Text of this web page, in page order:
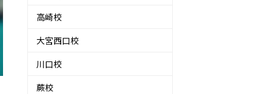
高崎校
大宮西口校
川口校
蕨校